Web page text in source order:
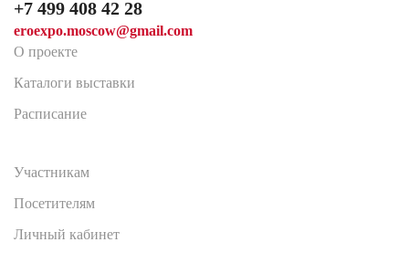
+7 499 408 42 28
eroexpo.moscow@gmail.com
О проекте
Каталоги выставки
Расписание
Участникам
Посетителям
Личный кабинет